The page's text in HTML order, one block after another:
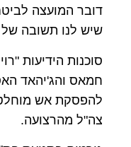
דובר המועצה
שיש לנו תשובה
סוכנות הידיעות
חמאס והג'יהאד
להפסקת אש
צה"ל מהרצועה.